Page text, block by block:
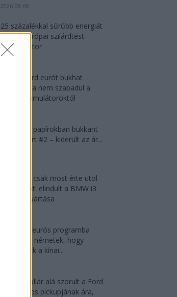
2026-08-08
25 százalékkal sűrűbb energiát
rejt az európai szilárdtest-
akkumulátor
2026-08-07
150 milliárd eurót bukhat
Európa, ha nem szabadul a
kínai akkumulátoroktól
Hivatalos papírokban bukkant
fel a Smart #2 – kiderült az ár...
München csak most érte utol
Debrecent: elindult a BMW i3
sorozatgyártása
2,4 millió eurós programba
kezdtek a németek, hogy
lekörözzék a kínai...
30 000 dollár alá szorult a Ford
elektromos pickupjának ára,